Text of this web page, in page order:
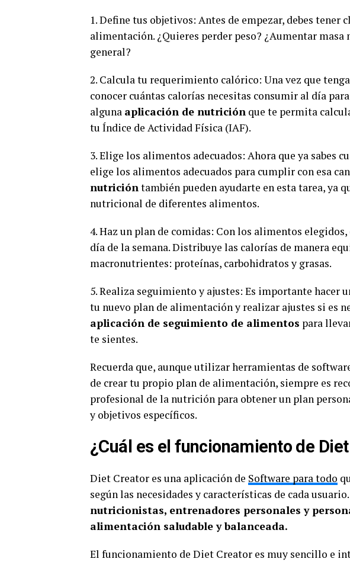
1. Define tus objetivos: Antes de empezar, debes tener
alimentación. ¿Quieres perder peso? ¿Aumentar
general?
2. Calcula tu requerimiento calórico: Una vez que
conocer cuántas calorías necesitas consumir al día
alguna aplicación de nutrición que te permita
tu Índice de Actividad Física (IAF).
3. Elige los alimentos adecuados: Ahora que ya sabes
elige los alimentos adecuados para cumplir con esa
nutricióntambién pueden ayudarte en esta tarea, ya
nutricional de diferentes alimentos.
4. Haz un plan de comidas: Con los alimentos
día de la semana. Distribuye las calorías de manera
macronutrientes: proteínas, carbohidratos y grasas.
5. Realiza seguimiento y ajustes: Es importante hacer
tu nuevo plan de alimentación y realizar ajustes si es
aplicación de seguimiento de alimentos para
te sientes.
Recuerda que, aunque utilizar herramientas de
de crear tu propio plan de alimentación, siempre es
profesional de la nutrición para obtener un plan
y objetivos específicos.
¿Cuál es el funcionamiento de
Diet Creator es una aplicación de Software para todo
según las necesidades y características de cada usuario.
nutricionistas, entrenadores personales y
alimentación saludable y balanceada.
El funcionamiento de Diet Creator es muy sencillo e